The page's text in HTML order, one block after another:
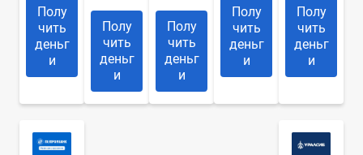
Полу
чить
деньг
и
Полу
чить
деньг
и
Полу
чить
деньг
и
Полу
чить
деньг
и
Полу
чить
деньг
и